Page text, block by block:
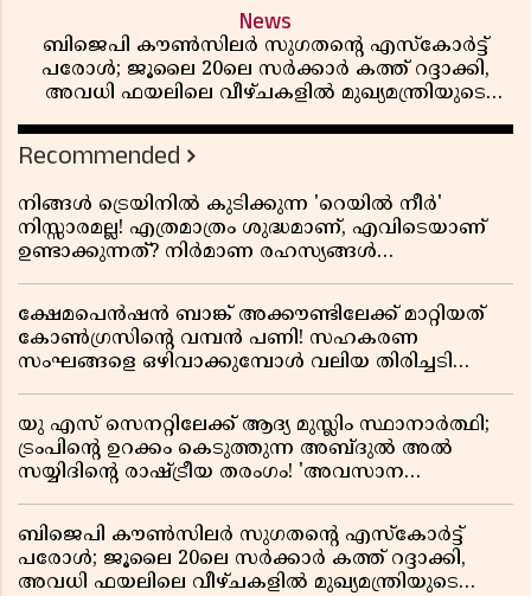
News
ബിജെപി കൗൺസിലർ സുഗതന്റെ എസ്‌കോർട്ട്
പരോൾ; ജൂലൈ 20ലെ സർക്കാർ കത്ത് റദ്ദാക്കി,
അവധി ഫയലിലെ വീഴ്ചകളിൽ മുഖ്യമന്ത്രിയുടെ
Recommended
നിങ്ങൾ ട്രെയിനിൽ കുടിക്കുന്ന 'റെയിൽ നീർ'
നിസ്സാരമല്ല! എത്രമാത്രം ശുദ്ധമാണ്, എവിടെയാണ്
ഉണ്ടാക്കുന്നത്? നിർമാണ രഹസ്യങ്ങൾ
ക്ഷേമപെൻഷൻ ബാങ്ക് അക്കൗണ്ടിലേക്ക് മാറ്റിയത്
കോൺഗ്രസിന്റെ വമ്പൻ പണി! സഹകരണ
സംഘങ്ങളെ ഒഴിവാക്കുമ്പോൾ വലിയ തിരിച്ചടി
യു എസ് സെനറ്റിലേക്ക് ആദ്യ മുസ്ലിം സ്ഥാനാർത്ഥി;
ട്രംപിന്റെ ഉറക്കം കെടുത്തുന്ന അബ്ദുൽ അൽ
സയ്യിദിന്റെ രാഷ്ട്രീയ തരംഗം! 'അവസാന
ബിജെപി കൗൺസിലർ സുഗതന്റെ എസ്‌കോർട്ട്
പരോൾ; ജൂലൈ 20ലെ സർക്കാർ കത്ത് റദ്ദാക്കി,
അവധി ഫയലിലെ വീഴ്ചകളിൽ മുഖ്യമന്ത്രിയുടെ